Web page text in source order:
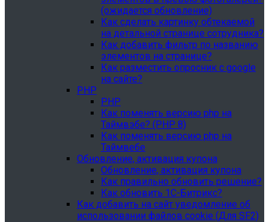
(ожидается обновление)
Как сделать картинку обтекаемой
на детальной странице сотрудника?
Как добавить фильтр по названию
элементов на странице?
Как разместить опросник с google
на сайте?
PHP
PHP
Как поменять версию php на
Таймвэбе? (PHP 8)
Как поменять версию php на
Таймвебе
Обновление, активация купона
Обновление, активация купона
Как правильно обновить решение?
Как обновить 1С-Битрикс?
Как добавить на сайт уведомление об
использовании файлов cookie (Для SF2)